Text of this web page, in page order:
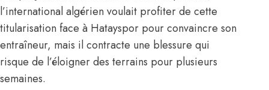
l’international algérien voulait profiter de cette
titularisation face à Hatayspor pour convaincre son
entraîneur, mais il contracte une blessure qui
risque de l’éloigner des terrains pour plusieurs
semaines.